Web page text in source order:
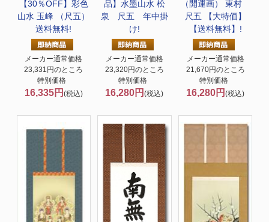
【30％OFF】彩色
山水 玉峰 （尺五）
送料無料!
メーカー通常価格
23,331円のところ
特別価格
16,335円 (税込)
品】水墨山水 松
泉 尺五 年中掛
け!
メーカー通常価格
23,320円のところ
特別価格
16,280円(税込)
（開運画） 東村
尺五 【大特価】
【送料無料】!
メーカー通常価格
21,670円のところ
特別価格
16,280円(税込)